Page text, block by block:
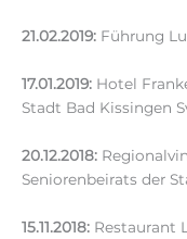
21.02.2019: Führung
17.01.2019: Hotel
Stadt Bad Kissingen
20.12.2018:
Seniorenbeirats der
15.11.2018: Restaurant